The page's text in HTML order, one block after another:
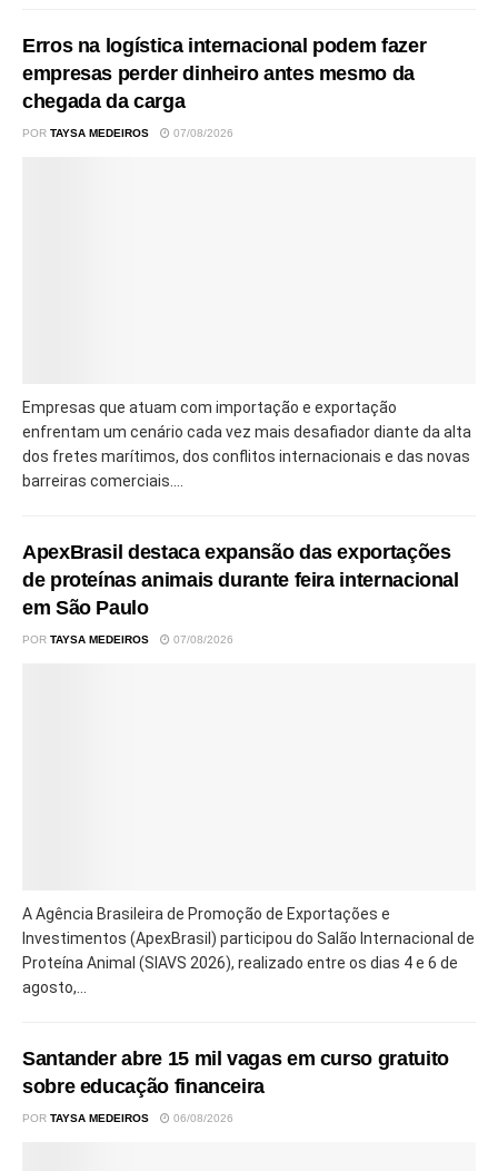
Erros na logística internacional podem fazer
empresas perder dinheiro antes mesmo da
chegada da carga
POR TAYSA MEDEIROS 07/08/2026
Empresas que atuam com importação e exportação
enfrentam um cenário cada vez mais desafiador diante da alta
dos fretes marítimos, dos conflitos internacionais e das novas
barreiras comerciais....
ApexBrasil destaca expansão das exportações
de proteínas animais durante feira internacional
em São Paulo
POR TAYSA MEDEIROS 07/08/2026
A Agência Brasileira de Promoção de Exportações e
Investimentos (ApexBrasil) participou do Salão Internacional de
Proteína Animal (SIAVS 2026), realizado entre os dias 4 e 6 de
agosto,...
Santander abre 15 mil vagas em curso gratuito
sobre educação financeira
POR TAYSA MEDEIROS 06/08/2026